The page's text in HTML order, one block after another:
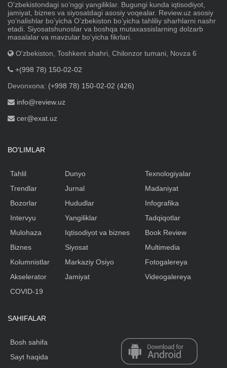
Oʼzbekistondagi soʼnggi yangiliklar. Bugungi kunda iqtisodiyot,
jamiyat, biznes va siyosatdagi asosiy voqealar. Review.uz asosiy
yoʼnalishlar boʼyicha Oʼzbekiston boʼyicha tahliliy sharhlarni nashr
etadi. Siyosatshunoslar va boshqa mutaxassislarning dolzarb
masalalar va mavzular boʼyicha fikrlari.
O'zbekiston, Toshkent shahri, Chilonzor tumani, Novza 6
+(998 78) 150-02-02
Devonxona: (+998 78) 150-02-02 (426)
info@review.uz
cer@exat.uz
BO'LIMLAR
Tahlil
Trendlar
Bozorlar
Intervyu
Mulohaza
Biznes
Kolumnistlar
Akselerator
Dunyo
Jurnal
Hududlar
Yangiliklar
Iqtisodiyot va biznes
Siyosat
Markaziy Osiyo
Jamiyat
Texnologiyalar
Madaniyat
Infografika
Tadqiqotlar
Book Review
Multimedia
Fotogalereya
Videogalereya
COVID-19
SAHIFALAR
Bosh sahifa
Sayt haqida